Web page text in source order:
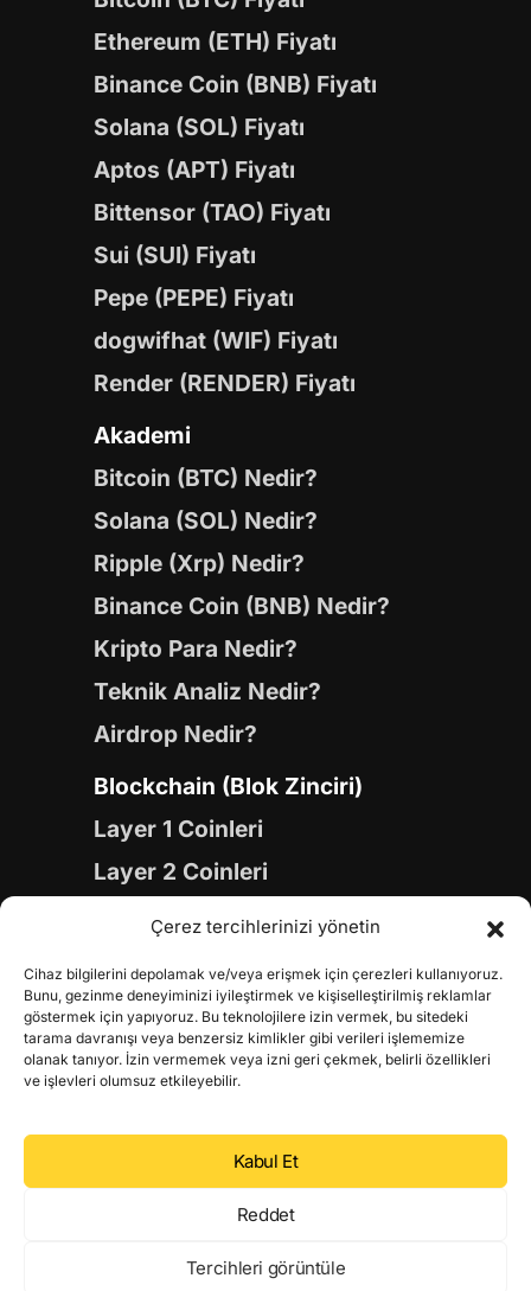
Çerez tercihlerinizi yönetin
Cihaz bilgilerini depolamak ve/veya erişmek için çerezleri kullanıyoruz.
Bunu, gezinme deneyiminizi iyileştirmek ve kişiselleştirilmiş reklamlar
göstermek için yapıyoruz. Bu teknolojilere izin vermek, bu sitedeki
tarama davranışı veya benzersiz kimlikler gibi verileri işlememize
olanak tanıyor. İzin vermemek veya izni geri çekmek, belirli özellikleri
ve işlevleri olumsuz etkileyebilir.
Kabul Et
Reddet
Tercihleri görüntüle
Ethereum (ETH) Fiyatı
Binance Coin (BNB) Fiyatı
Solana (SOL) Fiyatı
Aptos (APT) Fiyatı
Bittensor (TAO) Fiyatı
Sui (SUI) Fiyatı
Pepe (PEPE) Fiyatı
dogwifhat (WIF) Fiyatı
Render (RENDER) Fiyatı
Akademi
Bitcoin (BTC) Nedir?
Solana (SOL) Nedir?
Ripple (Xrp) Nedir?
Binance Coin (BNB) Nedir?
Kripto Para Nedir?
Teknik Analiz Nedir?
Airdrop Nedir?
Blockchain (Blok Zinciri)
Layer 1 Coinleri
Layer 2 Coinleri
Yapay Zeka (AI) Coinleri
Gaming Coinleri
RWA Coinleri
DeFi Coinleri
DePIN Coinleri
Metaverse Coinleri
Web 3.0 Coinleri
Coin Türevleri